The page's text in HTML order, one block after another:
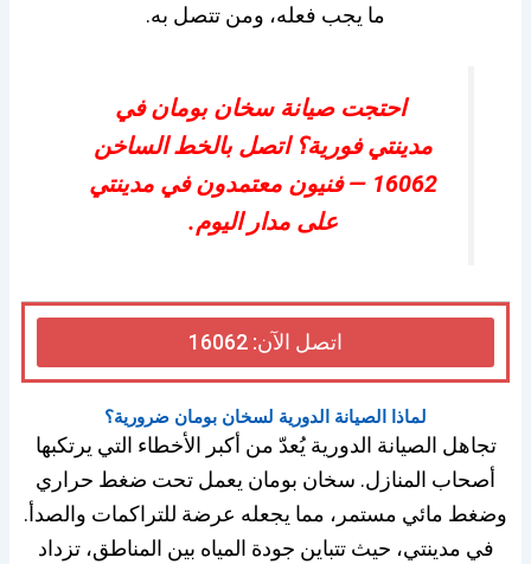
ما يجب فعله، ومن تتصل به.
احتجتصيانة سخان بومان في
مدينتيفورية؟ اتصل بالخط الساخن
16062 — فنيون معتمدون في مدينتي
على مدار اليوم.
اتصل الآن: 16062
لماذا الصيانة الدورية لسخان بومان ضرورية؟
تجاهل الصيانة الدورية يُعدّ من أكبر الأخطاء التي يرتكبها
أصحاب المنازل. سخان بومان يعمل تحت ضغط حراري
وضغط مائي مستمر، مما يجعله عرضة للتراكمات والصدأ.
في مدينتي، حيث تتباين جودة المياه بين المناطق، تزداد